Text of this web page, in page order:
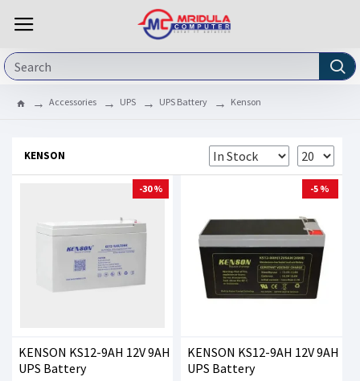
Accessories UPS UPS Battery Kenson
KENSON
-30 %
KENSON KS12-9AH 12V 9AH
UPS Battery
-5 %
KENSON KS12-9AH 12V 9AH
UPS Battery